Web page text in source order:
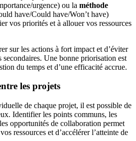
urgence) ou la méthode
have/Could have/Won’t have)
vos priorités et à allouer vos ressources
sur les actions à fort impact et d’éviter
secondaires. Une bonne priorisation est
du temps et d’une efficacité accrue.
les projets
de chaque projet, il est possible de
Identifier les points communs, les
opportunités de collaboration permet
ressources et d’accélérer l’atteinte de